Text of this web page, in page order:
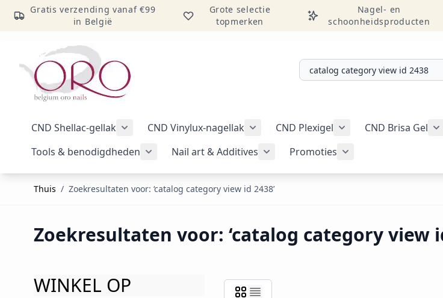
Gratis verzending vanaf €99
in België
Grote selectie
topmerken
Nagel- en
schoonheidsproducten
Ga naar inhoud
Zoeken
CND Shellac-gellak
CND Vinylux-nagellak
CND Plexigel
CND Brisa Gel
Tools & benodigdheden
Nail art & Additives
Promoties
Thuis / Zoekresultaten voor: ‘catalog category view id 2438’
Zoekresultaten voor: ‘catalog category view
WINKEL OP